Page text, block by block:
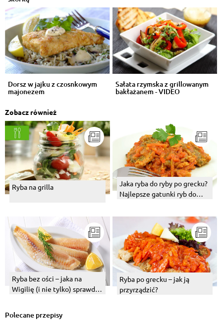
Dorsz w jajku z czosnkowym
majonezem
Sałata rzymska z grillowanym
bakłażanem - VIDEO
Zobacz również
Ryba na grilla
Jaka ryba do ryby po grecku?
Najlepsze gatunki ryb do
Ryba bez ości – jaka na
Wigilię (i nie tylko) sprawdzi
Ryba po grecku – jak ją
przyrządzić?
Polecane przepisy